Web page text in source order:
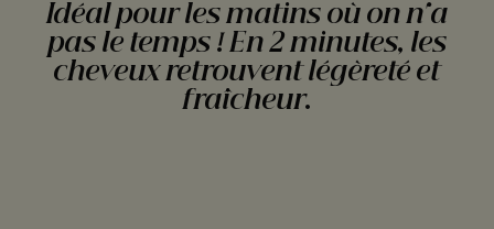
Idéal pour les matins où on n'a
pas le temps ! En 2 minutes, les
cheveux retrouvent légèreté et
fraîcheur.